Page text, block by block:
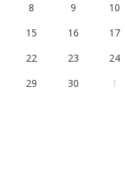
8
9 10
15
16 17
22
23 24
29
30 1